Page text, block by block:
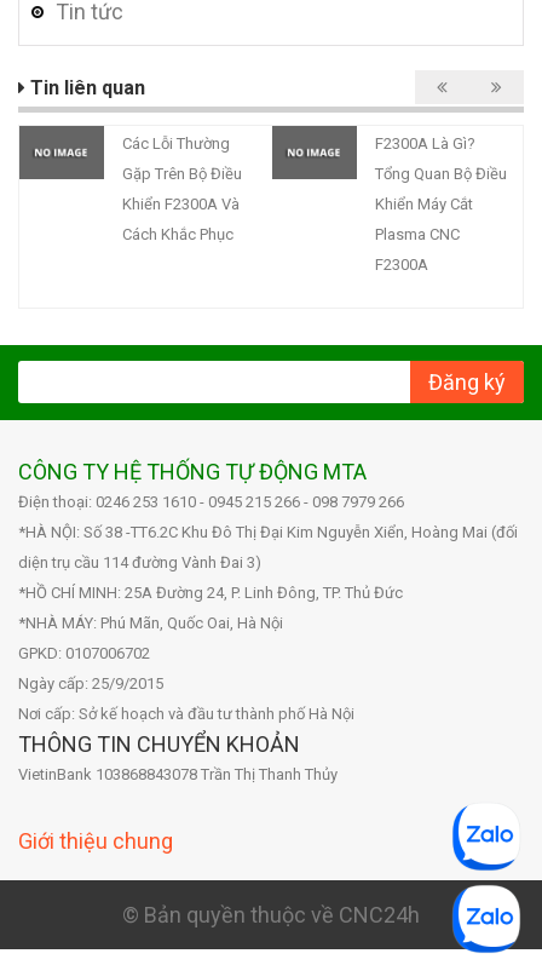
Tin tức
Tin liên quan
Các Lỗi Thường
Gặp Trên Bộ Điều
Khiển F2300A Và
Cách Khắc Phục
F2300A Là Gì?
Tổng Quan Bộ Điều
Khiển Máy Cắt
Plasma CNC
F2300A
Đăng ký
CÔNG TY HỆ THỐNG TỰ ĐỘNG MTA
Điện thoại: 0246 253 1610 - 0945 215 266 - 098 7979 266
*HÀ NỘI: Số 38 -TT6.2C Khu Đô Thị Đại Kim Nguyễn Xiển, Hoàng Mai (đối
diện trụ cầu 114 đường Vành Đai 3)
*HỒ CHÍ MINH: 25A Đường 24, P. Linh Đông, TP. Thủ Đức
*NHÀ MÁY: Phú Mãn, Quốc Oai, Hà Nội
GPKD: 0107006702
Ngày cấp: 25/9/2015
Nơi cấp: Sở kế hoạch và đầu tư thành phố Hà Nội
THÔNG TIN CHUYỂN KHOẢN
VietinBank 103868843078 Trần Thị Thanh Thủy
Giới thiệu chung
© Bản quyền thuộc về CNC24h